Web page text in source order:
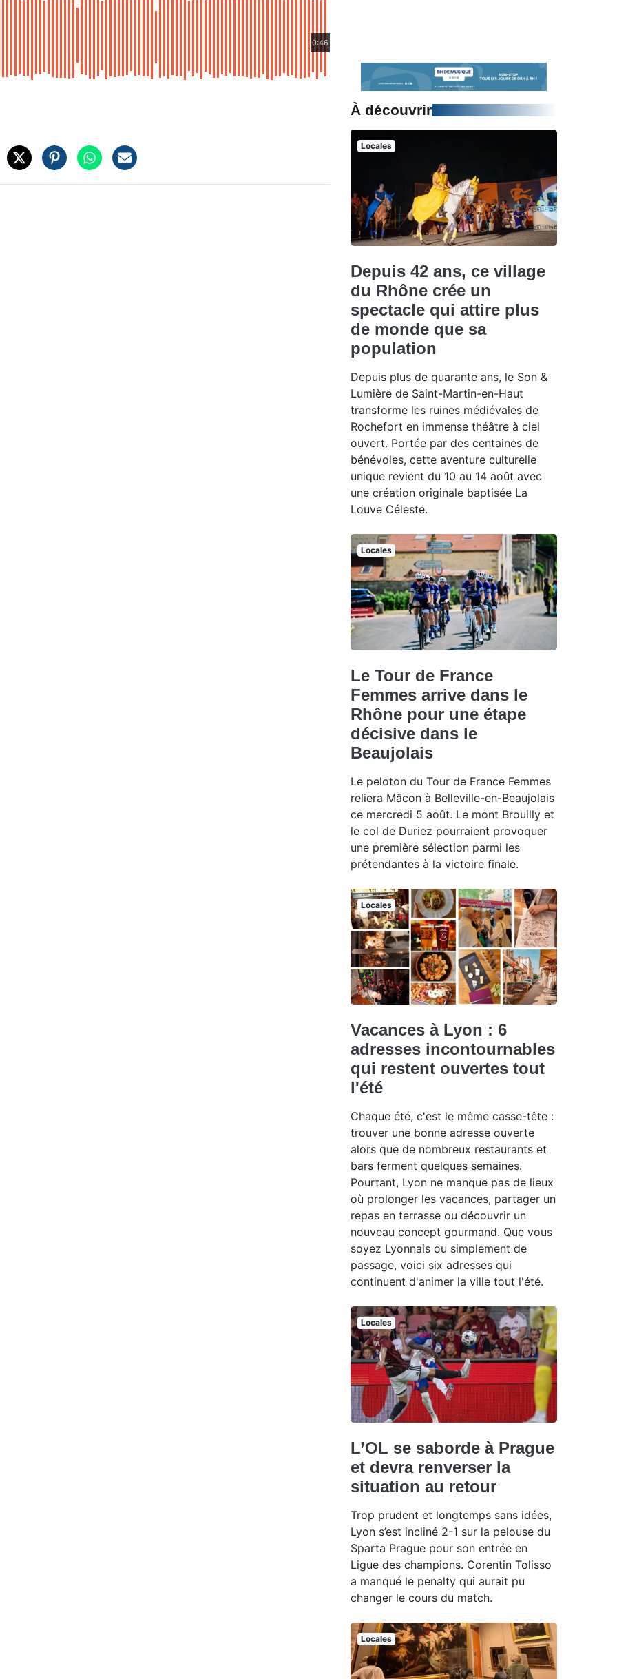
0:46
À découvrir
Locales
Depuis 42 ans, ce village
du Rhône crée un
spectacle qui attire plus
de monde que sa
population
Depuis plus de quarante ans, le Son &
Lumière de Saint-Martin-en-Haut
transforme les ruines médiévales de
Rochefort en immense théâtre à ciel
ouvert. Portée par des centaines de
bénévoles, cette aventure culturelle
unique revient du 10 au 14 août avec
une création originale baptisée La
Louve Céleste.
Locales
Le Tour de France
Femmes arrive dans le
Rhône pour une étape
décisive dans le
Beaujolais
Le peloton du Tour de France Femmes
reliera Mâcon à Belleville-en-Beaujolais
ce mercredi 5 août. Le mont Brouilly et
le col de Duriez pourraient provoquer
une première sélection parmi les
prétendantes à la victoire finale.
Locales
Vacances à Lyon : 6
adresses incontournables
qui restent ouvertes tout
l'été
Chaque été, c'est le même casse-tête :
trouver une bonne adresse ouverte
alors que de nombreux restaurants et
bars ferment quelques semaines.
Pourtant, Lyon ne manque pas de lieux
où prolonger les vacances, partager un
repas en terrasse ou découvrir un
nouveau concept gourmand. Que vous
soyez Lyonnais ou simplement de
passage, voici six adresses qui
continuent d'animer la ville tout l'été.
Locales
L’OL se saborde à Prague
et devra renverser la
situation au retour
Trop prudent et longtemps sans idées,
Lyon s’est incliné 2-1 sur la pelouse du
Sparta Prague pour son entrée en
Ligue des champions. Corentin Tolisso
a manqué le penalty qui aurait pu
changer le cours du match.
Locales